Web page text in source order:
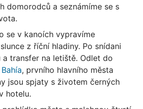
domorodců a seznámíme se s
se v kanoích vypravíme
z říční hladiny. Po snídani
a transfer na letiště. Odlet do
, prvního hlavního města
jsou spjaty s životem černých
hotelu.